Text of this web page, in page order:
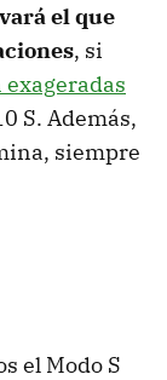
el que
, si
S. Además,
siempre
el Modo S